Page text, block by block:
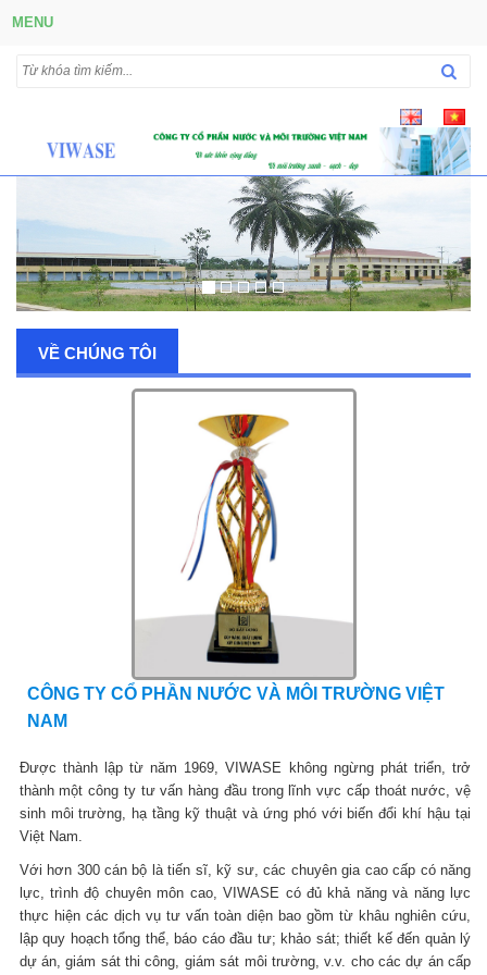
MENU
VỀ CHÚNG TÔI
CÔNG TY CỔ PHẦN NƯỚC VÀ MÔI TRƯỜNG VIỆT
NAM
Được thành lập từ năm 1969, VIWASE không ngừng phát triển, trở
thành một công ty tư vấn hàng đầu trong lĩnh vực cấp thoát nước, vệ
sinh môi trường, hạ tầng kỹ thuật và ứng phó với biến đổi khí hậu tại
Việt Nam.
Với hơn 300 cán bộ là tiến sĩ, kỹ sư, các chuyên gia cao cấp có năng
lực, trình độ chuyên môn cao, VIWASE có đủ khả năng và năng lực
thực hiện các dịch vụ tư vấn toàn diện bao gồm từ khâu nghiên cứu,
lập quy hoạch tổng thể, báo cáo đầu tư; khảo sát; thiết kế đến quản lý
dự án, giám sát thi công, giám sát môi trường, v.v. cho các dự án cấp